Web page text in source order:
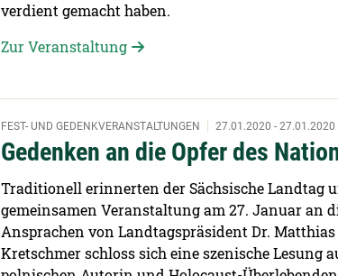
verdient gemacht haben.
Zur Veranstaltung
Gedenken an die Opfer des
FEST- UND GEDENKVERANSTALTUNGEN 27.01.2020 - 27.01.2020
Traditionell erinnerten der Sächsische Landtag
gemeinsamen Veranstaltung am 27. Januar an
Ansprachen von Landtagspräsident Dr.
Kretschmer schloss sich eine szenische Lesung